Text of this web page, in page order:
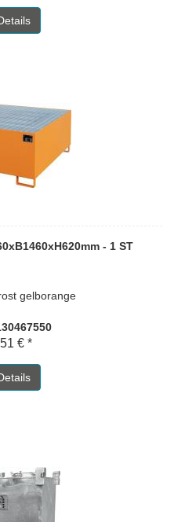
- 1 ST
gelborange
€ *